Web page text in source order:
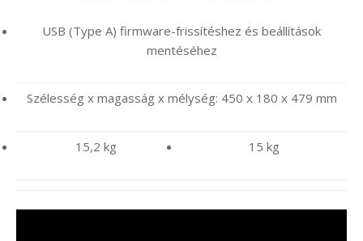
USB (Type A) firmware-frissítéshez és beállítások
mentéséhez
Szélesség x magasság x mélység: 450 x 180 x 479 mm
15,2 kg 15 kg